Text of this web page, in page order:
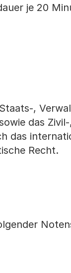
je 20
,
das
das
Recht.